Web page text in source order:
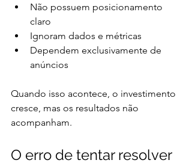
Não possuem posicionamento
claro
Ignoram dados e métricas
Dependem exclusivamente de
anúncios
Quando isso acontece, o investimento
cresce, mas os resultados não
acompanham.
O erro de tentar resolver